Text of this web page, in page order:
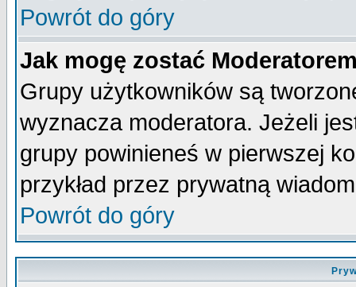
Powrót do góry
Jak mogę zostać
Grupy użytkowników są
wyznacza moderatora. Jeżeli
grupy powinieneś w pierwszej
przykład przez prywatną
Powrót do góry